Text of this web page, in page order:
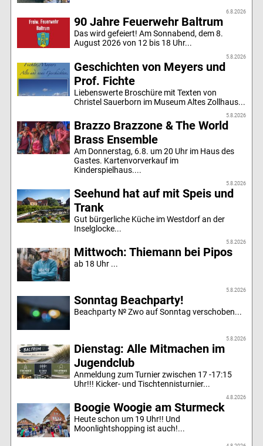
6.8.2026
90 Jahre Feuerwehr Baltrum
Das wird gefeiert! Am Sonnabend, dem 8.
August 2026 von 12 bis 18 Uhr...
5.8.2026
Geschichten von Meyers und
Prof. Fichte
Liebenswerte Broschüre mit Texten von
Christel Sauerborn im Museum Altes Zollhaus...
5.8.2026
Brazzo Brazzone & The World
Brass Ensemble
Am Donnerstag, 6.8. um 20 Uhr im Haus des
Gastes. Kartenvorverkauf im
Kinderspielhaus....
5.8.2026
Seehund hat auf mit Speis und
Trank
Gut bürgerliche Küche im Westdorf an der
Inselglocke...
5.8.2026
Mittwoch: Thiemann bei Pipos
ab 18 Uhr ...
5.8.2026
Sonntag Beachparty!
Beachparty № Zwo auf Sonntag verschoben...
5.8.2026
Dienstag: Alle Mitmachen im
Jugendclub
Anmeldung zum Turnier zwischen 17 -17:15
Uhr!!! Kicker- und Tischtennisturnier...
4.8.2026
Boogie Woogie am Sturmeck
Heute schon um 19 Uhr!! Und
Moonlightshopping ist auch!...